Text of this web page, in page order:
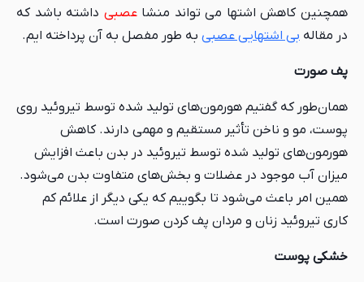
همچنین کاهش اشتها می تواند منشاعصبی داشته باشد که
در مقاله بی اشتهایی عصبی به طور مفصل به آن پرداخته ایم.
پف صورت
همان‌طور که گفتیم هورمون‌های تولید شده توسط تیروئید روی
پوست، مو و ناخن تأثیر مستقیم و مهمی دارند. کاهش
هورمون‌های تولید شده توسط تیروئید در بدن باعث افزایش
میزان آب موجود در عضلات و بخش‌های متفاوت بدن می‌شود.
همین امر باعث می‌شود تا بگوییم که یکی دیگر از علائم کم
کاری تیروئید زنان و مردان پف کردن صورت است.
خشکی پوست